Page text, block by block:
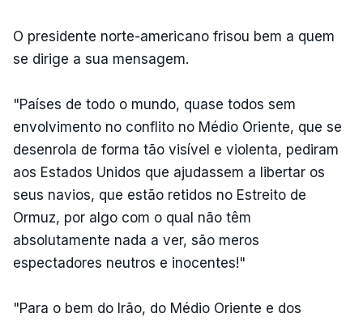
O presidente norte-americano frisou bem a quem
se dirige a sua mensagem.
"Países de todo o mundo, quase todos sem
envolvimento no conflito no Médio Oriente, que se
desenrola de forma tão visível e violenta, pediram
aos Estados Unidos que ajudassem a libertar os
seus navios, que estão retidos no Estreito de
Ormuz, por algo com o qual não têm
absolutamente nada a ver, são meros
espectadores neutros e inocentes!"
"Para o bem do Irão, do Médio Oriente e dos